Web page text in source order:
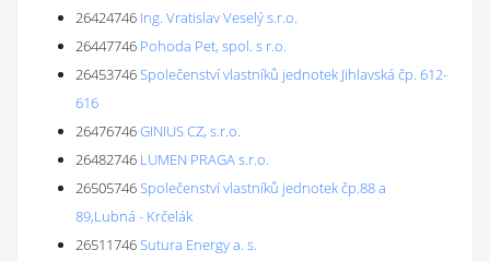
26424746 Ing. Vratislav Veselý s.r.o.
26447746 Pohoda Pet, spol. s r.o.
26453746Společenství vlastníků jednotek Jihlavská čp. 612-
616
26476746GINIUS CZ, s.r.o.
26482746 LUMEN PRAGA s.r.o.
26505746Společenství vlastníků jednotek čp.88 a
89,Lubná - Krčelák
26511746Sutura Energy a. s.